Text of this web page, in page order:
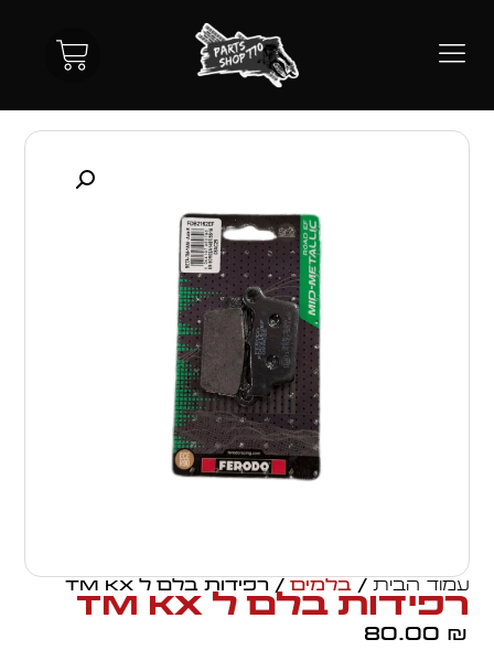
עמוד הבית /בלמים / רפידות בלם ל TM KX
רפידות בלם ל TM KX
80.00 ₪